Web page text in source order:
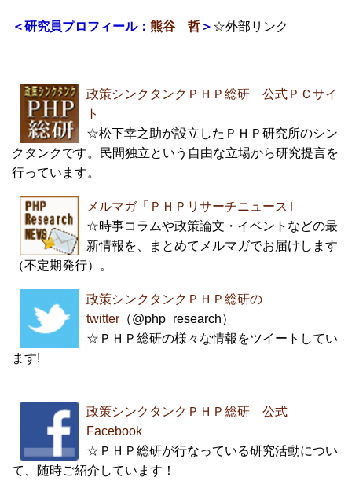
＜研究員プロフィール： 熊谷 哲 ＞ ☆外部リンク
政策シンクタンクＰＨＰ総研 公式ＰＣサイ
ト
☆松下幸之助が設立したＰＨＰ研究所のシン
クタンクです。民間独立という自由な立場から研究提言を
行っています。
メルマガ「ＰＨＰリサーチニュース｣
☆時事コラムや政策論文・イベントなどの最
新情報を、まとめてメルマガでお届けします
（不定期発行）。
政策シンクタンクＰＨＰ総研の
twitter （@php_research）
☆ＰＨＰ総研の様々な情報をツイートしてい
ます!
政策シンクタンクＰＨＰ総研 公式
Facebook
☆ＰＨＰ総研が行なっている研究活動につい
て、随時ご紹介しています！